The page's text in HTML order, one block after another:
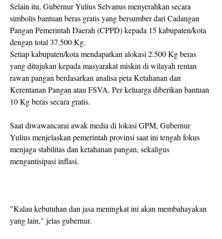
Selain itu, Gubernur Yulius Selvanus menyerahkan secara
simbolis bantuan beras gratis yang bersumber dari Cadangan
Pangan Pemerintah Daerah (CPPD) kepada 15 kabupaten/kota
dengan total 37.500 Kg.
Setiap kabupaten/kota mendapatkan alokasi 2.500 Kg beras
yang ditujukan kepada masyarakat miskin di wilayah rentan
rawan pangan berdasarkan analisa peta Ketahanan dan
Kerentanan Pangan atau FSVA. Per keluarga diberikan bantuan
10 Kg beras secara gratis.
Saat diwawancarai awak media di lokasi GPM, Gubernur
Yulius menjelaskan pemerintah provinsi saat ini tengah fokus
menjaga stabilitas dan ketahanan pangan, sekaligus
mengantisipasi inflasi.
"Kalau kebutuhan dan jasa meningkat ini akan membahayakan
yang lain," jelas gubernur.